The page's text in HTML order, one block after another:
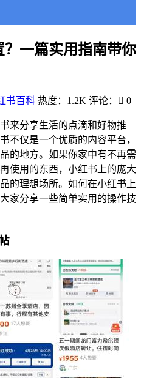
一篇实用指南带你
书百科 热度：1.2K 评论： 0
来分享生活的点滴和好物推
不仅是一个优质的内容平台，
的地方。如果你家中有不再需
使用的东西，小红书上的庞大
的理想场所。如何在小红书上
家分享一些简单实用的操作技